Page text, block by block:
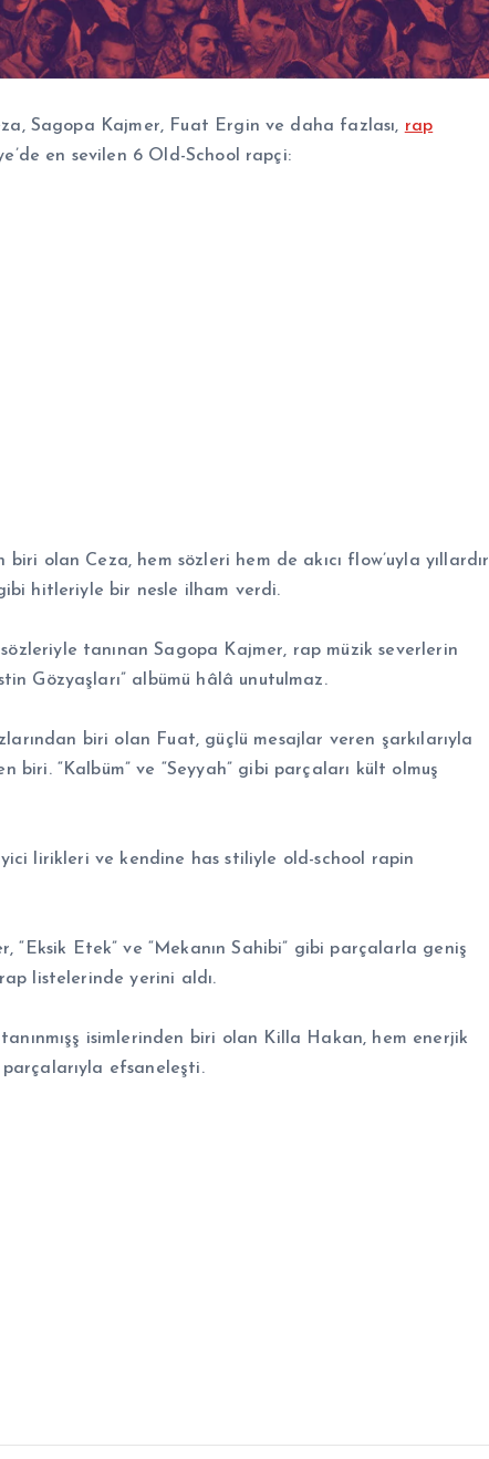
Sagopa Kajmer, Fuat Ergin ve daha fazlası, rap
en sevilen 6 Old-School rapçi:
olan Ceza, hem sözleri hem de akıcı flow’uyla yıllardır
gibi hitleriyle bir nesle ilham verdi.
tanınan Sagopa Kajmer, rap müzik severlerin
Gözyaşları” albümü hâlâ unutulmaz.
biri olan Fuat, güçlü mesajlar veren şarkılarıyla
biri. “Kalbüm” ve “Seyyah” gibi parçaları kült olmuş
lirikleri ve kendine has stiliyle old-school rapin
Etek” ve “Mekanın Sahibi” gibi parçalarla geniş
listelerinde yerini aldı.
isimlerinden biri olan Killa Hakan, hem enerjik
efsaneleşti.